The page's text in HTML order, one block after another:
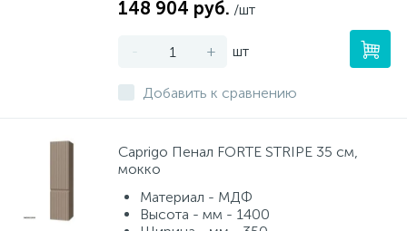
148 904 руб. /шт
- + шт
Добавить к сравнению
Caprigo Пенал FORTE STRIPE 35 см,
мокко
Материал - МДФ
Высота - мм - 1400